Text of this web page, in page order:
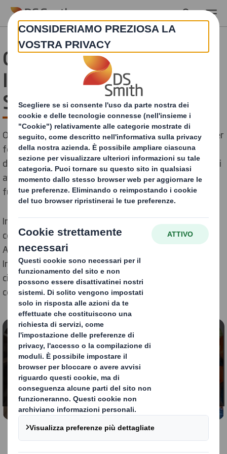
Skip to main content
Combinazione
International Paper e DS
Smith - Fornitori
Ora che International Paper e DS Smith si sono unite per
formare un’unica azienda leader globale nelle soluzioni
di packaging sostenibile, sappiamo che i nostri fornitori
avranno delle domande. Siamo entusiasti del nostro
futuro e speriamo lo possiate essere anche voi.
In qualità di fornitori di fiducia, per adesso i vostri
contatti Procurement IP e DS Smith restano invariati.
Ad oggi, gli accordi a livello procurement in atto con
International Paper e DS Smith rimarranno i medesimi,
ci impegniamo a restare in contatto con voi per
comunicarvi eventuali modifiche.
Contenuto bloccato
Per poter visualizzare questo video, è necessario
accettare i "functional" cookies
Modifica le mie impostazioni